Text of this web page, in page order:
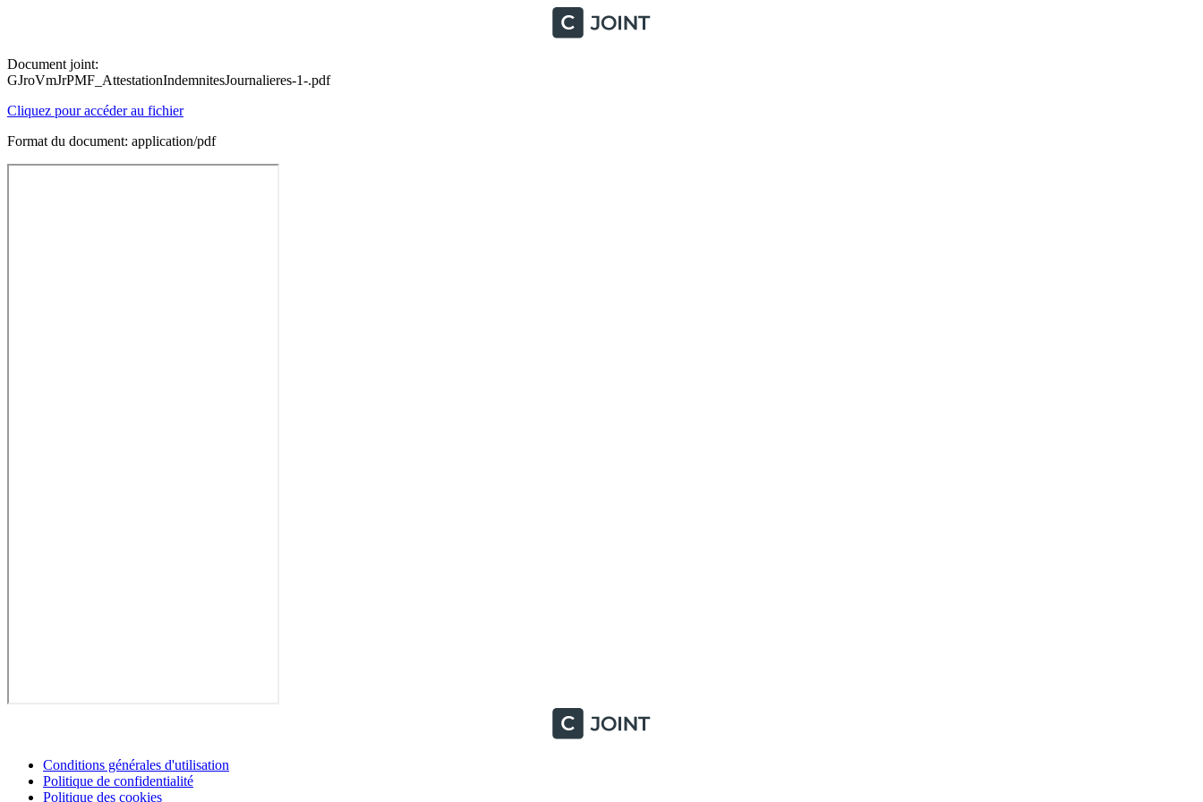
Document joint:
GJroVmJrPMF_AttestationIndemnitesJournalieres-1-.pdf
Cliquez pour accéder au fichier
Format du document: application/pdf
Conditions générales d'utilisation
Politique de confidentialité
Politique des cookies